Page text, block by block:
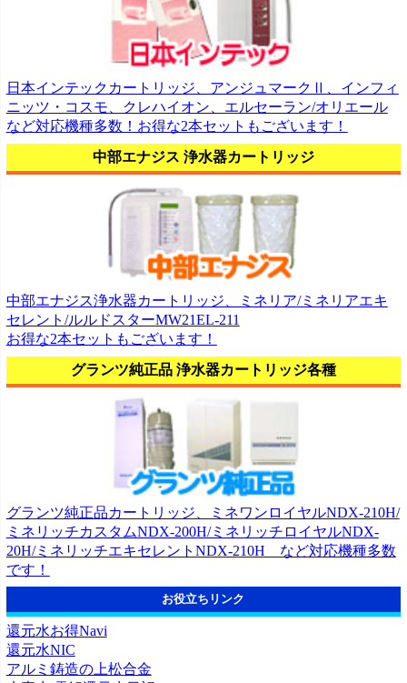
日本インテックカートリッジ、アンジュマークⅡ、インフィ
ニッツ・コスモ、クレハイオン、エルセーラン/オリエール
など対応機種多数！お得な2本セットもございます！
中部エナジス 浄水器カートリッジ
中部エナジス浄水器カートリッジ、ミネリア/ミネリアエキ
セレント/ルルドスターMW21EL-211
お得な2本セットもございます！
グランツ純正品 浄水器カートリッジ各種
グランツ純正品カートリッジ、ミネワンロイヤルNDX-210H/
ミネリッチカスタムNDX-200H/ミネリッチロイヤルNDX-
20H/ミネリッチエキセレントNDX-210H など対応機種多数
です！
お役立ちリンク
還元水お得Navi
還元水NIC
アルミ鋳造の上松合金